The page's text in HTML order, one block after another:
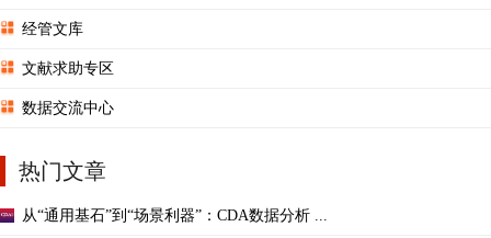
经管文库
文献求助专区
数据交流中心
热门文章
从“通用基石”到“场景利器”：CDA数据分析 ...